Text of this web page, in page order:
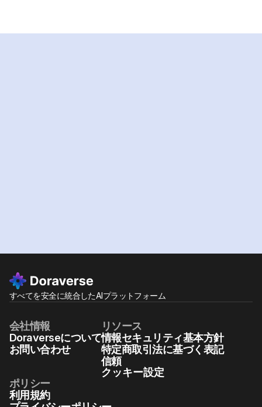
すべてを安全に統合したAIプラットフォーム
会社情報
Doraverseについて
お問い合わせ
リソース
情報セキュリティ基本方針
特定商取引法に基づく表記
信頼
クッキー設定
ポリシー
利用規約